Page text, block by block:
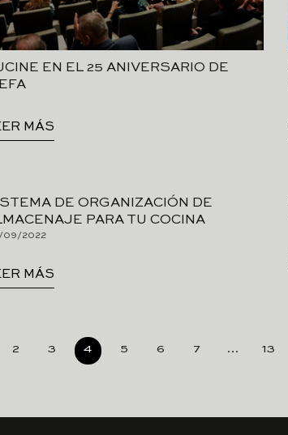
EN EL 25 ANIVERSARIO DE
MÁS
DE ORGANIZACIÓN DE
PARA TU COCINA
09/2022
MÁS
2 3 4 5 6 7 … 13